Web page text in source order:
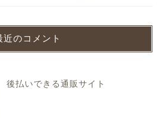
近のコメント
後払いできる通販サイト